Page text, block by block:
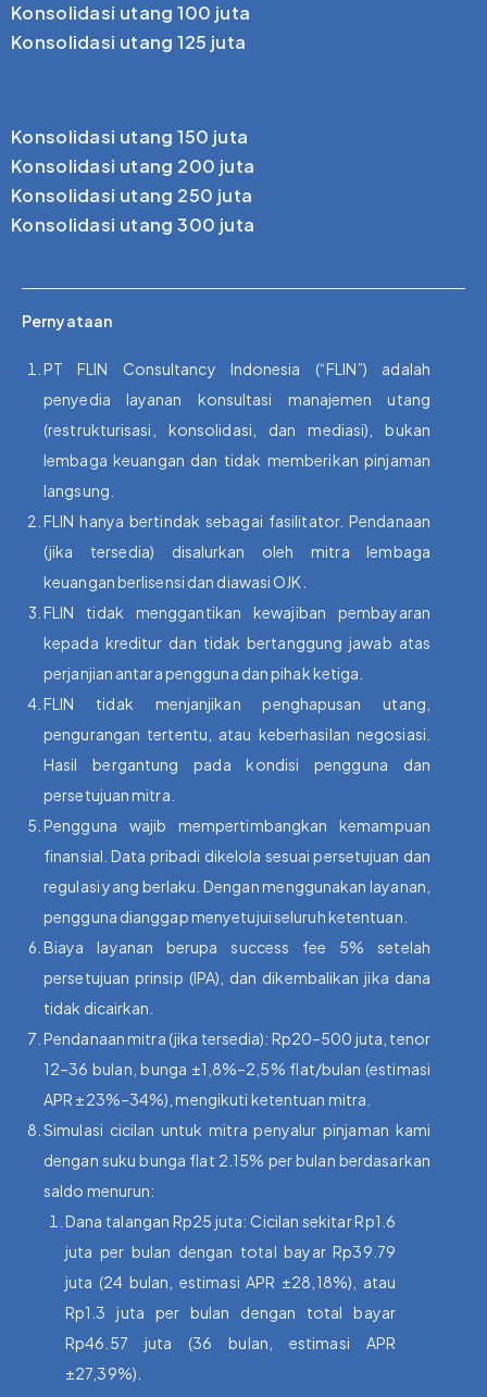
Konsolidasi utang 100 juta
Konsolidasi utang 125 juta
Konsolidasi utang 150 juta
Konsolidasi utang 200 juta
Konsolidasi utang 250 juta
Konsolidasi utang 300 juta
Pernyataan
PT FLIN Consultancy Indonesia (“FLIN”) adalah
penyedia layanan konsultasi manajemen utang
(restrukturisasi, konsolidasi, dan mediasi), bukan
lembaga keuangan dan tidak memberikan pinjaman
langsung.
FLIN hanya bertindak sebagai fasilitator. Pendanaan
(jika tersedia) disalurkan oleh mitra lembaga
keuangan berlisensi dan diawasi OJK.
FLIN tidak menggantikan kewajiban pembayaran
kepada kreditur dan tidak bertanggung jawab atas
perjanjian antara pengguna dan pihak ketiga.
FLIN tidak menjanjikan penghapusan utang,
pengurangan tertentu, atau keberhasilan negosiasi.
Hasil bergantung pada kondisi pengguna dan
persetujuan mitra.
Pengguna wajib mempertimbangkan kemampuan
finansial. Data pribadi dikelola sesuai persetujuan dan
regulasi yang berlaku. Dengan menggunakan layanan,
pengguna dianggap menyetujui seluruh ketentuan.
Biaya layanan berupa success fee 5% setelah
persetujuan prinsip (IPA), dan dikembalikan jika dana
tidak dicairkan.
Pendanaan mitra (jika tersedia): Rp20–500 juta, tenor
12–36 bulan, bunga ±1,8%–2,5% flat/bulan (estimasi
APR ±23%–34%), mengikuti ketentuan mitra.
Simulasi cicilan untuk mitra penyalur pinjaman kami
dengan suku bunga flat 2.15% per bulan berdasarkan
saldo menurun:
Dana talangan Rp25 juta: Cicilan sekitar Rp1.6
juta per bulan dengan total bayar Rp39.79
juta (24 bulan, estimasi APR ±28,18%), atau
Rp1.3 juta per bulan dengan total bayar
Rp46.57 juta (36 bulan, estimasi APR
±27,39%).